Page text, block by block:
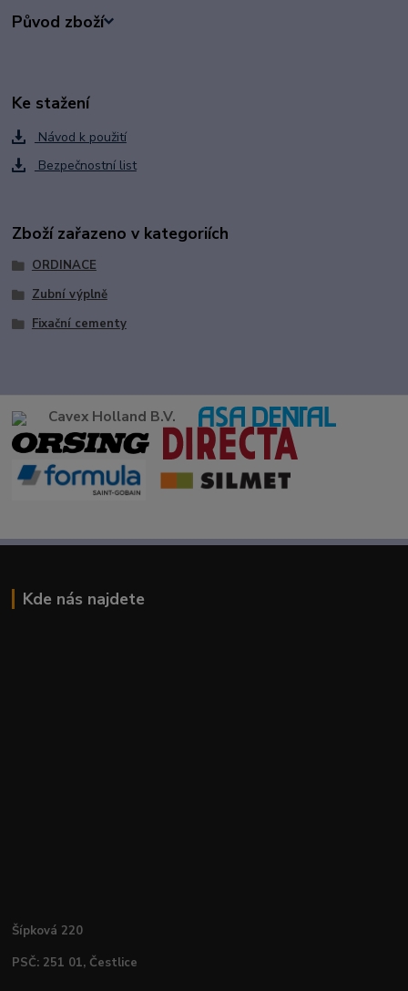
Původ zboží
Ke stažení
Návod k použití
Bezpečnostní list
Zboží zařazeno v kategoriích
ORDINACE
Zubní výplně
Fixační cementy
Cavex Holland B.V.
Kde nás najdete
Šípková 220
PSČ: 251 01, Čestlice